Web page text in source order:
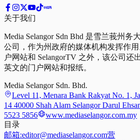
关于我们
Media Selangor Sdn Bhd 是雪兰莪州务
公司，作为州政府的媒体机构发挥作用
户网站和 SelangorTV 之外，该公司还
英文的门户网站和报纸。
Media Selangor Sdn. Bhd.
Level 11, Menara Bank Rakyat No. 1,
14 40000 Shah Alam Selangor Darul
5523 5856
www.mediaselangor.com.my
目录
邮箱:editor@mediaselangor.com营